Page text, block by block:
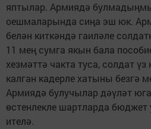
яптылар. Армиядә
оешмаларында сиңа эш юк.
белән киткәндә гаиләле
11 мең сумга якын бала
хезмәттә чакта туса, солдат
калган кадерле хатыны безгә
Армиядә булучылар дәүләт
өстенлекле шартларда
ителә.